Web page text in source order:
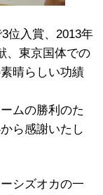
位入賞、2013年
、東京国体での
晴らしい功績
ムの勝利のた
ら感謝いたし
シズオカの一